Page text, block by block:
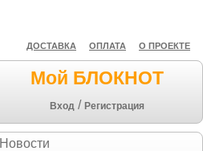
ДОСТАВКА ОПЛАТА О ПРОЕКТЕ
Мой БЛОКНОТ
Вход / Регистрация
Новости